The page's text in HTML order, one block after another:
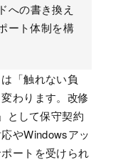
への書き換え
ート体制を構
「触れない負
わります。改修
として保守契約
やWindowsアッ
ートを受けられ